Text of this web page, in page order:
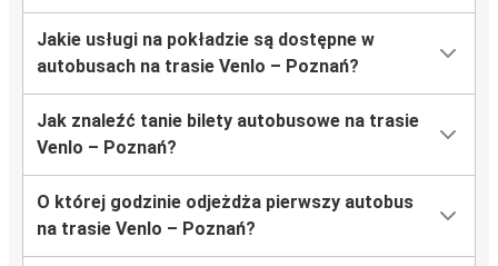
Jakie usługi na pokładzie są dostępne w
autobusach na trasie Venlo – Poznań?
Jak znaleźć tanie bilety autobusowe na trasie
Venlo – Poznań?
O której godzinie odjeżdża pierwszy autobus
na trasie Venlo – Poznań?